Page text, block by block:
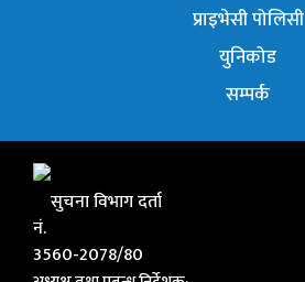
प्राइभेसी पोलिसी
युनिकोड
सम्पर्क
सुचना विभाग दर्ता
नं.
3560-2078/80